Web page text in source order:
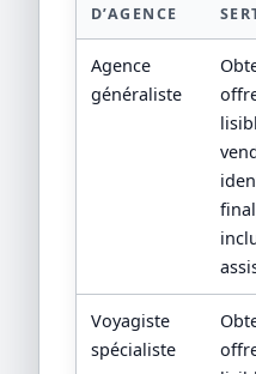
D’AGENCE
Agence
généraliste
Voyagiste
spécialiste